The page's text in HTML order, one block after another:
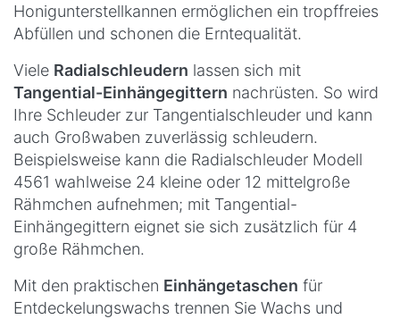
Honigunterstellkannen ermöglichen ein tropffreies
Abfüllen und schonen die Erntequalität.
Viele Radialschleudern lassen sich mit
Tangential-Einhängegittern nachrüsten. So wird
Ihre Schleuder zur Tangentialschleuder und kann
auch Großwaben zuverlässig schleudern.
Beispielsweise kann die Radialschleuder Modell
4561 wahlweise 24 kleine oder 12 mittelgroße
Rähmchen aufnehmen; mit Tangential-
Einhängegittern eignet sie sich zusätzlich für 4
große Rähmchen.
Mit den praktischen Einhängetaschen für
Entdeckelungswachs trennen Sie Wachs und